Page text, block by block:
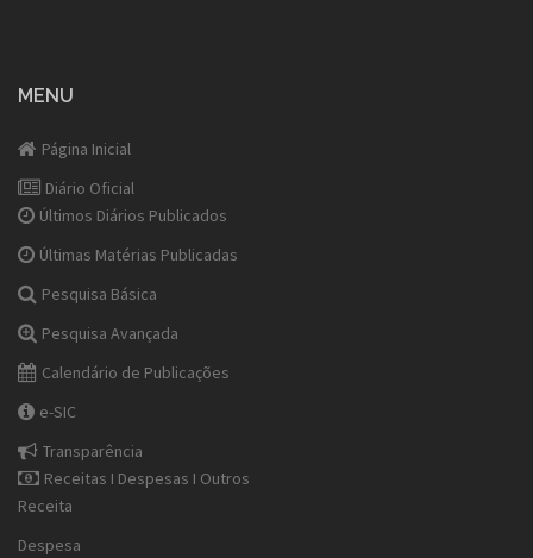
MENU
Página Inicial
Diário Oficial
Últimos Diários Publicados
Últimas Matérias Publicadas
Pesquisa Básica
Pesquisa Avançada
Calendário de Publicações
e-SIC
Transparência
Receitas I Despesas I Outros
Receita
Despesa